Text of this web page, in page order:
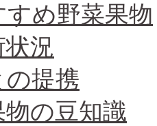
め野菜果物
況
の提携
の豆知識